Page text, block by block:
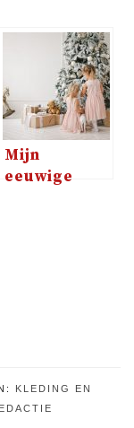
Mijn
eeuwige
KLEDING EN